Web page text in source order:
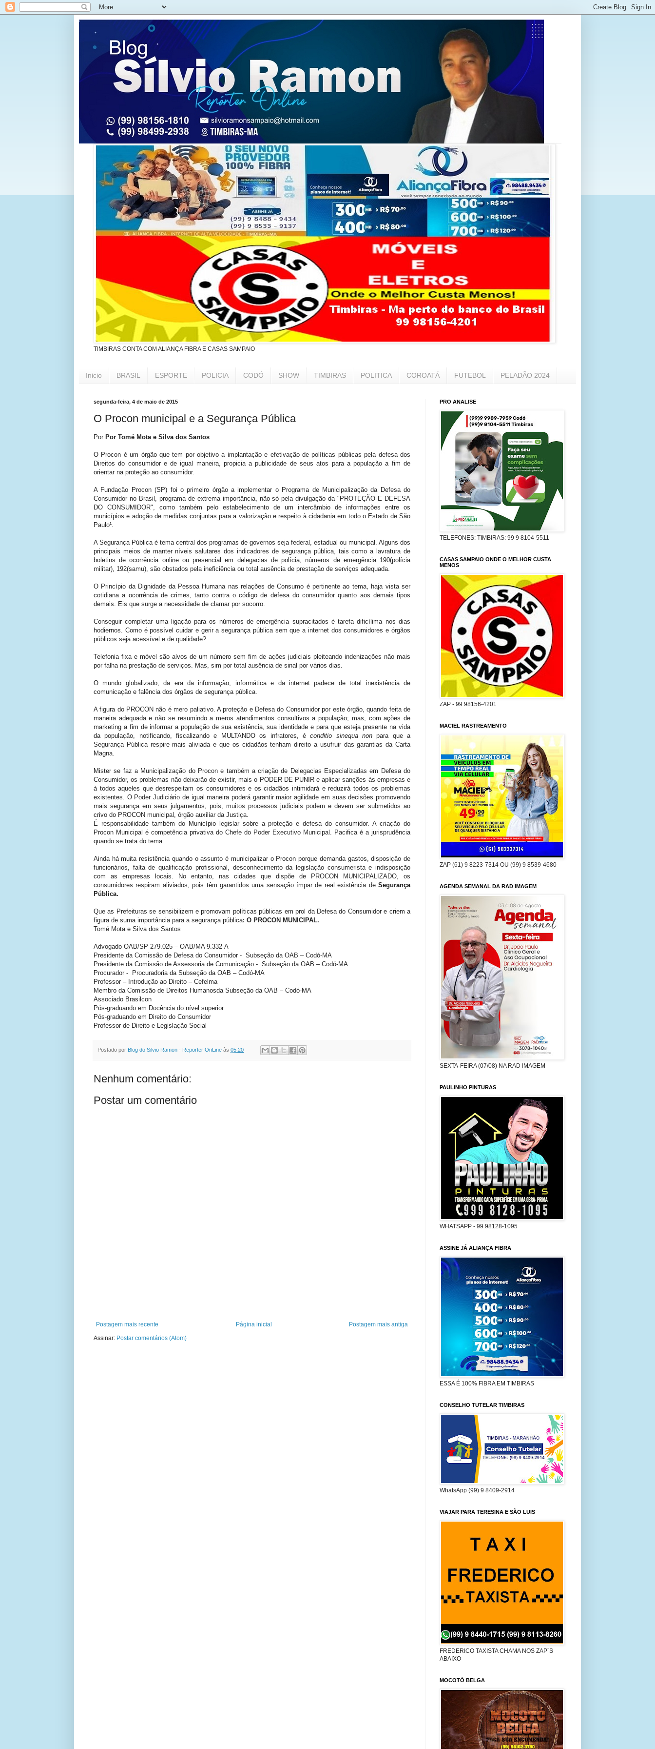
TIMBIRAS CONTA COM ALIANÇA FIBRA E CASAS SAMPAIO
Inicio BRASIL ESPORTE POLICIA CODÓ SHOW TIMBIRAS POLITICA COROATÁ FUTEBOL PELADÃO 2024
segunda-feira, 4 de maio de 2015
O Procon municipal e a Segurança Pública
Por Por Tomé Mota e Silva dos Santos
O Procon é um órgão que tem por objetivo a implantação e efetivação de políticas públicas pela defesa dos
Direitos do consumidor e de igual maneira, propicia a publicidade de seus atos para a população a fim de
orientar na proteção ao consumidor.
A Fundação Procon (SP) foi o primeiro órgão a implementar o Programa de Municipalização da Defesa do
Consumidor no Brasil, programa de extrema importância, não só pela divulgação da "PROTEÇÃO E DEFESA
DO CONSUMIDOR", como também pelo estabelecimento de um intercâmbio de informações entre os
municípios e adoção de medidas conjuntas para a valorização e respeito à cidadania em todo o Estado de São
Paulo¹.
A Segurança Pública é tema central dos programas de governos seja federal, estadual ou municipal. Alguns dos
principais meios de manter níveis salutares dos indicadores de segurança pública, tais como a lavratura de
boletins de ocorrência online ou presencial em delegacias de polícia, números de emergência 190(polícia
militar), 192(samu), são obstados pela ineficiência ou total ausência de prestação de serviços adequada.
O Princípio da Dignidade da Pessoa Humana nas relações de Consumo é pertinente ao tema, haja vista ser
cotidiana a ocorrência de crimes, tanto contra o código de defesa do consumidor quanto aos demais tipos
demais. Eis que surge a necessidade de clamar por socorro.
Conseguir completar uma ligação para os números de emergência supracitados é tarefa dificílima nos dias
hodiernos. Como é possível cuidar e gerir a segurança pública sem que a internet dos consumidores e órgãos
públicos seja acessível e de qualidade?
Telefonia fixa e móvel são alvos de um número sem fim de ações judiciais pleiteando indenizações não mais
por falha na prestação de serviços. Mas, sim por total ausência de sinal por vários dias.
O mundo globalizado, da era da informação, informática e da internet padece de total inexistência de
comunicação e falência dos órgãos de segurança pública.
A figura do PROCON não é mero paliativo. A proteção e Defesa do Consumidor por este órgão, quando feita de
maneira adequada e não se resumindo a meros atendimentos consultivos a população; mas, com ações de
marketing a fim de informar a população de sua existência, sua identidade e para que esteja presente na vida
da população, notificando, fiscalizando e MULTANDO os infratores, éconditio sinequa nonpara que a
Segurança Pública respire mais aliviada e que os cidadãos tenham direito a usufruir das garantias da Carta
Magna.
Mister se faz a Municipalização do Procon e também a criação de Delegacias Especializadas em Defesa do
Consumidor, os problemas não deixarão de existir, mais o PODER DE PUNIR e aplicar sanções às empresas e
à todos aqueles que desrespeitam os consumidores e os cidadãos intimidará e reduzirá todos os problemas
existentes. O Poder Judiciário de igual maneira poderá garantir maior agilidade em suas decisões promovendo
mais segurança em seus julgamentos, pois, muitos processos judiciais podem e devem ser submetidos ao
crivo do PROCON municipal, órgão auxiliar da Justiça.
É responsabilidade também do Município legislar sobre a proteção e defesa do consumidor. A criação do
Procon Municipal é competência privativa do Chefe do Poder Executivo Municipal. Pacifica é a jurisprudência
quando se trata do tema.
Ainda há muita resistência quando o assunto é municipalizar o Procon porque demanda gastos, disposição de
funcionários, falta de qualificação profissional, desconhecimento da legislação consumerista e indisposição
com as empresas locais. No entanto, nas cidades que dispõe de PROCON MUNICIPALIZADO, os
consumidores respiram aliviados, pois têm garantidos uma sensação ímpar de real existência de Segurança
Pública.
Que as Prefeituras se sensibilizem e promovam políticas públicas em prol da Defesa do Consumidor e criem a
figura de suma importância para a segurança pública: O PROCON MUNICIPAL.
Tomé Mota e Silva dos Santos
Advogado OAB/SP 279.025 – OAB/MA 9.332-A
Presidente da Comissão de Defesa do Consumidor - Subseção da OAB – Codó-MA
Presidente da Comissão de Assessoria de Comunicação - Subseção da OAB – Codó-MA
Procurador - Procuradoria da Subseção da OAB – Codó-MA
Professor – Introdução ao Direito – Cefelma
Membro da Comissão de Direitos Humanosda Subseção da OAB – Codó-MA
Associado Brasilcon
Pós-graduando em Docência do nível superior
Pós-graduando em Direito do Consumidor
Professor de Direito e Legislação Social
Postado por Blog do Silvio Ramon - Reporter OnLine às 05:20
Nenhum comentário:
Postar um comentário
Postagem mais recente Postagem mais antiga
Página inicial
Assinar: Postar comentários (Atom)
PRO ANALISE
TELEFONES: TIMBIRAS: 99 9 8104-5511
CASAS SAMPAIO ONDE O MELHOR CUSTA
MENOS
ZAP - 99 98156-4201
MACIEL RASTREAMENTO
ZAP (61) 9 8223-7314 OU (99) 9 8539-4680
AGENDA SEMANAL DA RAD IMAGEM
SEXTA-FEIRA (07/08) NA RAD IMAGEM
PAULINHO PINTURAS
WHATSAPP - 99 98128-1095
ASSINE JÁ ALIANÇA FIBRA
ESSA É 100% FIBRA EM TIMBIRAS
CONSELHO TUTELAR TIMBIRAS
WhatsApp (99) 9 8409-2914
VIAJAR PARA TERESINA E SÃO LUIS
FREDERICO TAXISTA CHAMA NOS ZAP´S
ABAIXO
MOCOTÓ BELGA